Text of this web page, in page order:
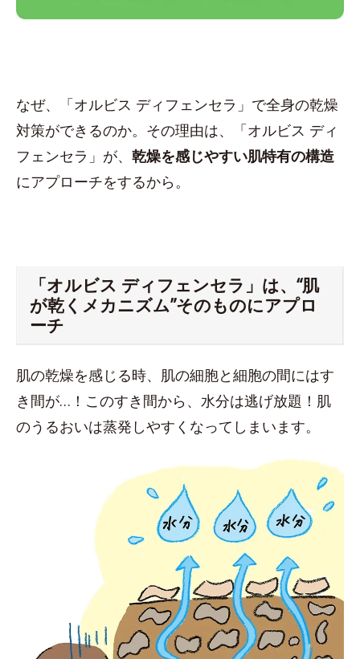
なぜ、「オルビス ディフェンセラ」で全身の乾燥
対策ができるのか。その理由は、「オルビス ディ
フェンセラ」が、 乾燥を感じやすい肌特有の構造
にアプローチをするから。
「オルビス ディフェンセラ」は、“肌
が乾くメカニズム”そのものにアプロ
ーチ
肌の乾燥を感じる時、肌の細胞と細胞の間にはす
き間が…！このすき間から、水分は逃げ放題！肌
のうるおいは蒸発しやすくなってしまいます。